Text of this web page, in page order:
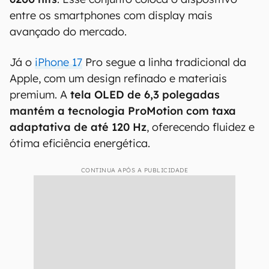
entre os smartphones com display mais
avançado do mercado.
Já o iPhone 17 Pro segue a linha tradicional da
Apple, com um design refinado e materiais
premium. A tela OLED de 6,3 polegadas
mantém a tecnologia ProMotion com taxa
adaptativa de até 120 Hz, oferecendo fluidez e
ótima eficiência energética.
CONTINUA APÓS A PUBLICIDADE